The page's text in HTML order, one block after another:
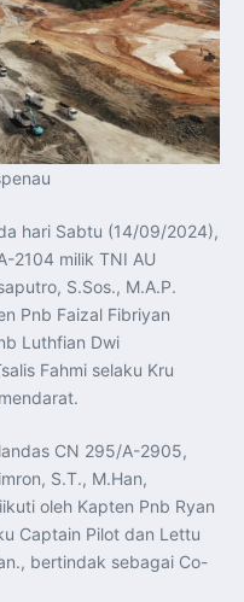
hari Sabtu (14/09/2024),
2104 milik TNI AU
S.Sos., M.A.P.
Pnb Faizal Fibriyan
Luthfian Dwi
Fahmi selaku Kru
CN 295/A-2905,
S.T., M.Han,
oleh Kapten Pnb Ryan
Captain Pilot dan Lettu
bertindak sebagai Co-